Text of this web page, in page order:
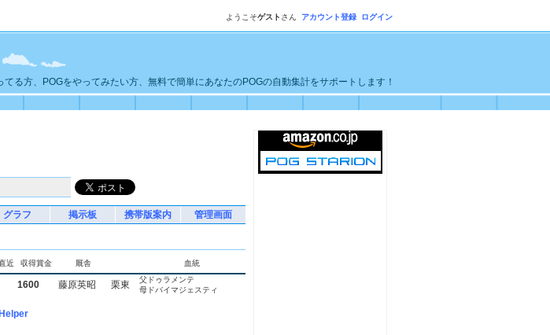
ようこそゲスト さん アカウント登録 ログイン
る方、POGをやってみたい方、無料で簡単にあなたのPOGの自動集計をサポートします！
グラフ 掲示板 携帯版案内 管理画面
近 収得賞金 厩舎 血統
1600 藤原英昭 栗東
父ドゥラメンテ
母ドバイマジェスティ